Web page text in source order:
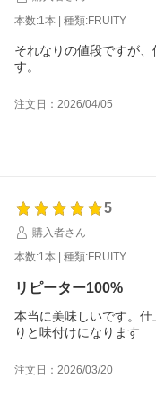
本数:1本 | 種類:FRUITY
それなりの値段ですが
す。
注文日：2026/04/05
5
購入者さん
本数:1本 | 種類:FRUITY
リピーター100%
本当に美味しいです。
りと味付けになります
注文日：2026/03/20